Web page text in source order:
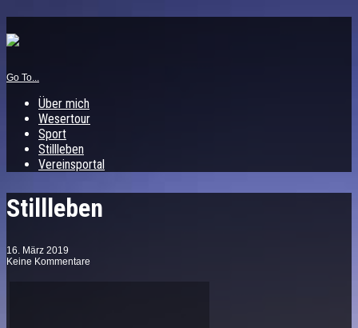
Go To...
Über mich
Wesertour
Sport
Stillleben
Vereinsportal
Stillleben
16. März 2019
Keine Kommentare